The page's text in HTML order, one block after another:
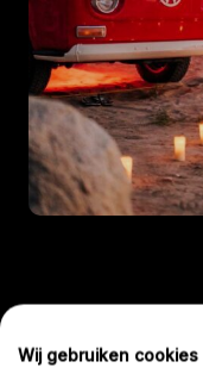
Zo
Wij gebruiken cookies